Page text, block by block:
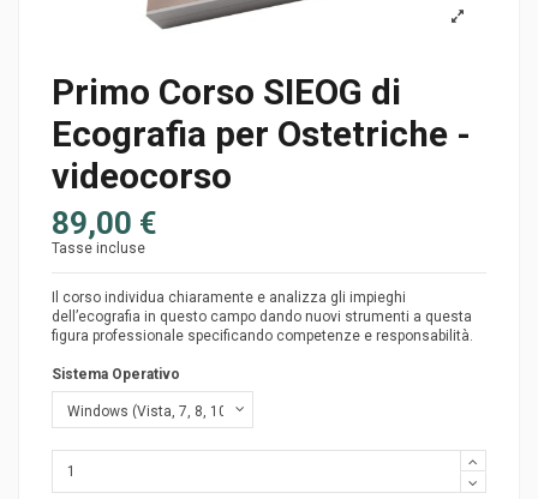
Primo Corso SIEOG di
Ecografia per Ostetriche -
videocorso
89,00 €
Tasse incluse
Il corso individua chiaramente e analizza gli impieghi
dell’ecografia in questo campo dando nuovi strumenti a questa
figura professionale specificando competenze e responsabilità.
Sistema Operativo